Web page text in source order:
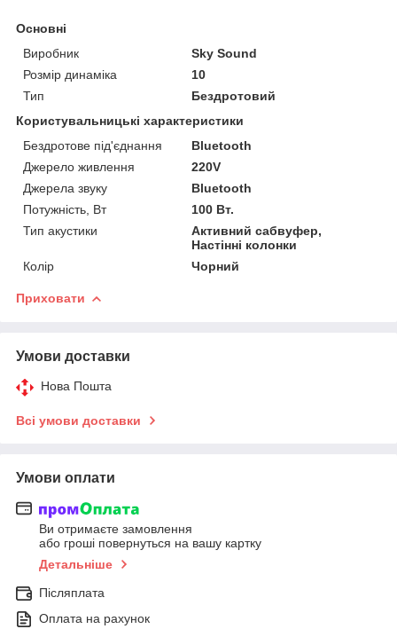
Основні
Виробник
Sky Sound
Розмір динаміка
10
Тип
Бездротовий
Користувальницькі характеристики
Бездротове під'єднання
Bluetooth
Джерело живлення
220V
Джерела звуку
Bluetooth
Потужність, Вт
100 Вт.
Тип акустики
Активний сабвуфер,
Настінні колонки
Колір
Чорний
Приховати
Умови доставки
Нова Пошта
Всі умови доставки
Умови оплати
Ви отримаєте замовлення
або гроші повернуться на вашу картку
Детальніше
Післяплата
Оплата на рахунок